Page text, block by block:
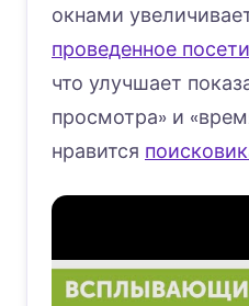
окнами
проведенное
что улучшает
просмотра» и
нравится